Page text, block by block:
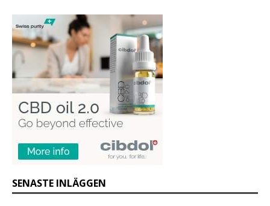
SENASTE INLÄGGEN